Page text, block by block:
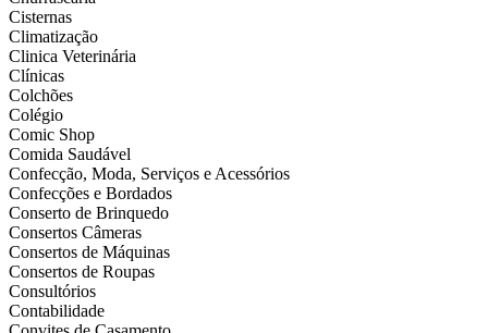
Cisternas
Climatização
Clinica Veterinária
Clínicas
Colchões
Colégio
Comic Shop
Comida Saudável
Confecção, Moda, Serviços e Acessórios
Confecções e Bordados
Conserto de Brinquedo
Consertos Câmeras
Consertos de Máquinas
Consertos de Roupas
Consultórios
Contabilidade